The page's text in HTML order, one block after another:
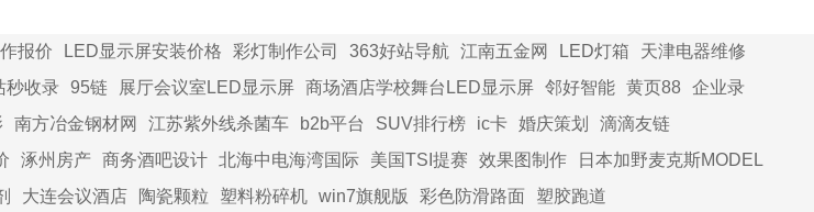
报价 LED显示屏安装价格 彩灯制作公司 363好站导航 江南五金网 LED灯箱
天津电器维修
秒收录 95链 展厅会议室LED显示屏 商场酒店学校舞台LED显示屏 邻好智能 黄页88 企业录
南方冶金钢材网 江苏紫外线杀菌车 b2b平台 SUV排行榜 ic卡 婚庆策划
滴滴友链
涿州房产 商务酒吧设计 北海中电海湾国际 美国TSI提赛 效果图制作
日本加野麦克斯MODEL
大连会议酒店 陶瓷颗粒 塑料粉碎机 win7旗舰版 彩色防滑路面
塑胶跑道